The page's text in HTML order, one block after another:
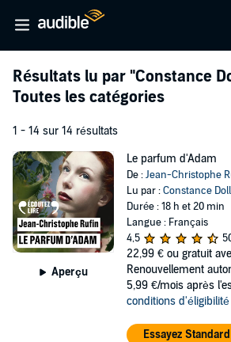
Résultats lu par "Constance
Toutes les catégories
1 - 14 sur 14 résultats
Aperçu
Le parfum d'Adam
De :Jean-Christophe
Lu par :Constance
Durée : 18 h et 20 min
Langue : Français
4,5
22,99 € ou gratuit
Renouvellement
5,99 €/mois après
conditions d'éligibilité
Essayez